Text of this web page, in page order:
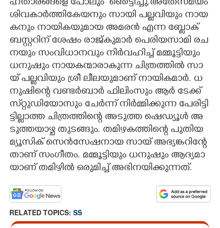
ഹ​താ​ര​ങ്ങ​ളെ​ ​പോലും ​ ​ഞെ​ട്ടി​ച്ചു.​അ​തേ​സ​മ​യം​ ​
ശി​വ​കാ​ർ​ത്തി​കേ​യ​നും​ ​സാ​യി​ ​പ​ല്ല​വി​യും​ ​നാ​യ​
ക​നും​ ​നാ​യി​ക​യു​മാ​യ​ ​അ​മ​ര​ൻ​ ​എ​ന്ന​ ​ബ്ലോ​ക് ​
ബ​സ്റ്റ​റി​ന് ​ശേ​ഷം​ ​രാ​ജ്കു​മാ​ർ​ ​പെ​രി​യ​സാ​മി​ ​ര​ച​
ന​യും​ ​സം​വി​ധാ​ന​വും​ ​നി​ർ​വ​ഹി​ച്ച് ​മ​മ്മൂ​ട്ടി​യും​ ​
ധ​നു​ഷും​ ​നാ​യ​ക​ന്മാ​രാ​കു​ന്ന​ ​ചി​ത്ര​ത്തി​ൽ​ ​സാ​
യ് ​പ​ല്ല​വി​യും​ ​ശ്രീ​ ​ലീ​ല​യു​മാ​ണ് ​നാ​യി​ക​മാ​ർ.​ ​ധ​
നു​ഷി​ന്റെ​ ​വ​ണ്ട​ർ​ബാ​ർ​ ​ഫി​ലിം​സും​ ​ആ​ർ​ ​ടേ​ക്ക് ​
സ്‌​റ്റു​ഡി​യോ​സും​ ​ചേ​ർ​ന്ന് ​നി​ർ​മ്മി​ക്കു​ന്ന​ ​പേ​രി​ട്ടി​
ട്ടി​ല്ലാ​ത്ത​ ​ചി​ത്ര​ത്തി​ന്റെ​ ​അ​ടു​ത്ത​ ​ഷെ​ഡ്യൂ​ൾ​ ​അ​
ടു​ത്ത​യാ​ഴ്ച​ ​തു​ട​ങ്ങും.​ ​ത​മി​ഴ​ക​ത്തി​ന്റെ​ ​പു​തി​യ​ ​
മ്യൂ​സി​ക് ​സെ​ൻ​സേ​ഷ​നാ​യ​ ​സാ​യ് ​അ​ഭ്യ​ങ്ക​റി​ന്റേ​
താ​ണ് ​സം​ഗീ​തം.​ ​മ​മ്മൂ​ട്ടി​യും​ ​ധ​നു​ഷും​ ​ആ​ദ്യ​മാ​
യാ​ണ് ​ത​മി​ഴി​ൽ​ ​ഒ​രു​മി​ച്ച് ​അ​ഭി​ന​യി​ക്കു​ന്ന​ത്.
RELATED TOPICS: SS